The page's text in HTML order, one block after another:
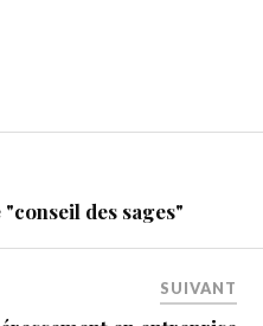
des sages"
SUIVANT